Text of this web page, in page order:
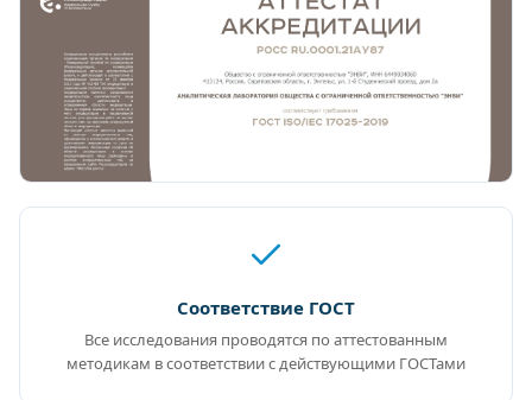
Соответствие ГОСТ
Все исследования проводятся по аттестованным
методикам в соответствии с действующими ГОСТами